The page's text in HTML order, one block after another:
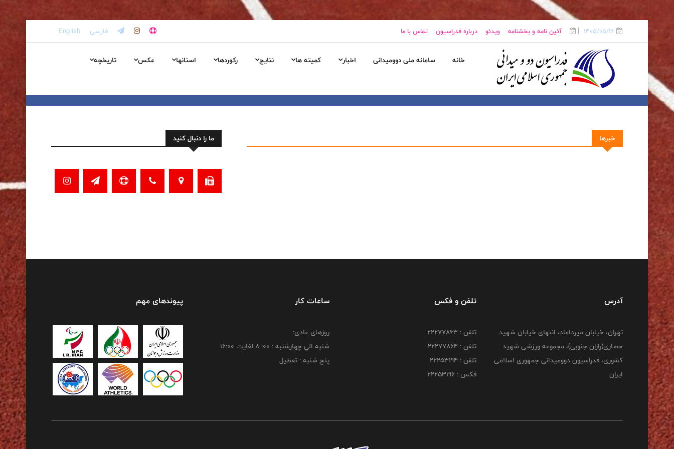
1405/05/16 آئین نامه و بخشنامه ویدئو درباره فدراسیون تماس با ما فارسی English
خانه سامانه ملی دوومیدانی اخبار کمیته ها نتایج رکوردها استانها عکس تاریخچه
خبرها ما را دنبال کنید
آدرس
تهران، خیابان میرداماد، انتهای خیابان شهید
حصاری(رازان جنوبی)، مجموعه ورزشی شهید
کشوری، فدراسیون دوومیدانی جمهوری اسلامی
ایران
تلفن و فکس
تلفن : 22277863
تلفن : 22277864
تلفن : 22253194
فکس : 22253196
ساعات کار
روزهای عادی:
شنبه الي چهارشنبه : 00: 8 لغايت 16:00
پنج شنبه : تعطیل
پیوندهای مهم